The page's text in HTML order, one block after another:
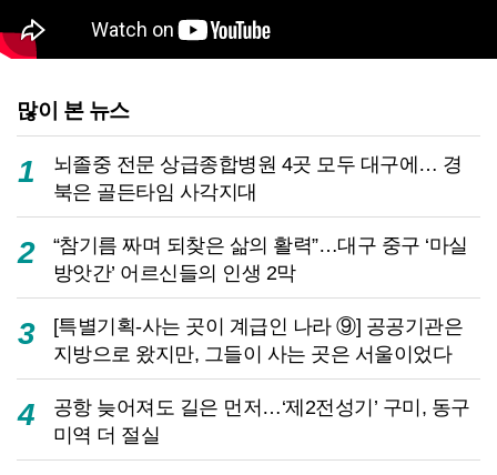
많이 본 뉴스
1
뇌졸중 전문 상급종합병원 4곳 모두 대구에… 경
북은 골든타임 사각지대
2
“참기름 짜며 되찾은 삶의 활력”…대구 중구 ‘마실
방앗간’ 어르신들의 인생 2막
3
[특별기획-사는 곳이 계급인 나라 ⑨] 공공기관은
지방으로 왔지만, 그들이 사는 곳은 서울이었다
4
공항 늦어져도 길은 먼저…‘제2전성기’ 구미, 동구
미역 더 절실